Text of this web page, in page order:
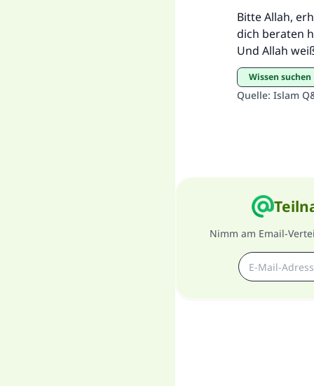
Bitte Allah,
dich beraten
Und Allah
Wissen suchen
Quelle: Islam
Nimm am Email-